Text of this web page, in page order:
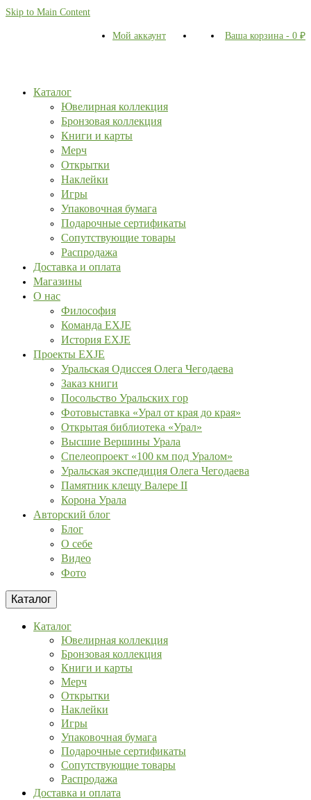
Skip to Main Content
Мой аккаунт Ваша корзина - 0 ₽
Каталог
Ювелирная коллекция
Бронзовая коллекция
Книги и карты
Мерч
Открытки
Наклейки
Игры
Упаковочная бумага
Подарочные сертификаты
Сопутствующие товары
Распродажа
Доставка и оплата
Магазины
О нас
Философия
Команда EXJE
История EXJE
Проекты EXJE
Уральская Одиссея Олега Чегодаева
Заказ книги
Посольство Уральских гор
Фотовыставка «Урал от края до края»
Открытая библиотека «Урал»
Высшие Вершины Урала
Спелеопроект «100 км под Уралом»
Уральская экспедиция Олега Чегодаева
Памятник клещу Валере II
Корона Урала
Авторский блог
Блог
О себе
Видео
Фото
Каталог
Каталог
Ювелирная коллекция
Бронзовая коллекция
Книги и карты
Мерч
Открытки
Наклейки
Игры
Упаковочная бумага
Подарочные сертификаты
Сопутствующие товары
Распродажа
Доставка и оплата